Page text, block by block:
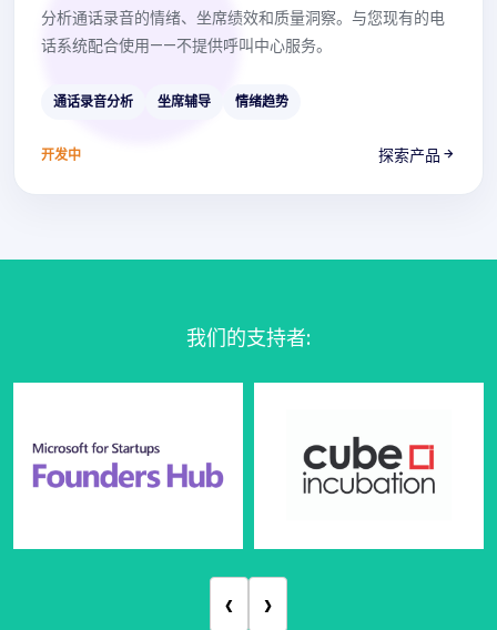
分析通话录音的情绪、坐席绩效和质量洞察。与您现有的电
话系统配合使用——不提供呼叫中心服务。
通话录音分析 坐席辅导 情绪趋势
开发中 探索产品
我们的支持者:
‹ ›